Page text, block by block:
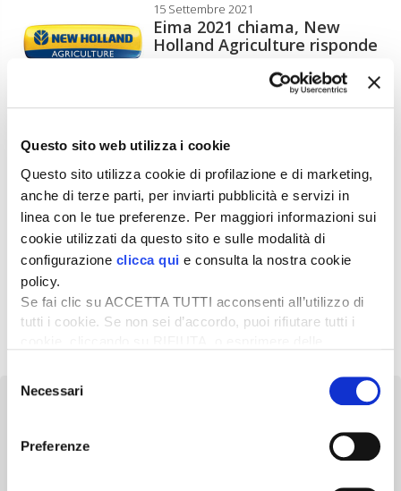
Questo sito web utilizza i cookie
Questo sito utilizza cookie di profilazione e di marketing,
anche di terze parti, per inviarti pubblicità e servizi in
linea con le tue preferenze. Per maggiori informazioni sui
cookie utilizzati da questo sito e sulle modalità di
configurazione clicca qui e consulta la nostra cookie
policy.
Se fai clic su ACCETTA TUTTI acconsenti all’utilizzo di
tutti i cookie. Se non sei d’accordo, puoi rifiutare tutti i
desideri accettare e cliccando ACCETTA SELEZIONATI.
delNecessari
Preferenze
15 Settembre 2021
Eima 2021 chiama, New
Holland Agriculture risponde
NutriSense: innovativa
Holland
25 Febbraio 2021
New Holland annuncia la
strategia per il 2021 e la sua
fiera virtuale